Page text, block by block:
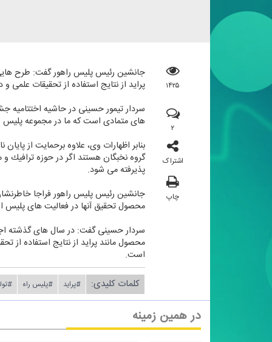
۱۴۲۵
۲
اشتراک
چاپ
جانشین رئیس پلیس راهور گفت: طرح
پراید از نتایج استفاده از تحقیقات
سردار تیمور حسینی در حاشیه اختتامیه
های متمادی است كه ما در مجموعه پلیس
بنابر اظهارات وی، علاوه برحمایت از
گروه نخبگان هستند اگر در حوزه
پذیرفته می شود.
جانشین رئیس پلیس راهور فراجا
محصول تحقیق آنها در فعالیت های پلیس
سردار حسینی گفت: در سال های گذشته
محصول مانند پراید از نتایج استفاده
است.
کلمات کلیدی:
#پراید #پلیس راه
در همین زمینه